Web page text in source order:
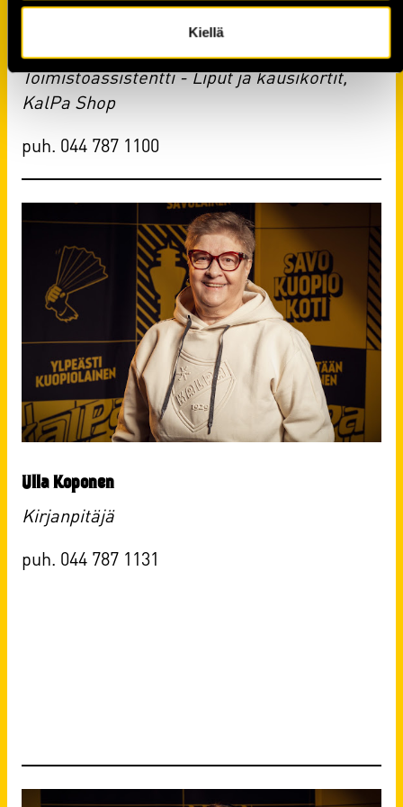
Kiellä
Toimistoassistentti - Liput ja kausikortit,
KalPa Shop
puh. 044 787 1100
Ulla Koponen
Kirjanpitäjä
puh. 044 787 1131